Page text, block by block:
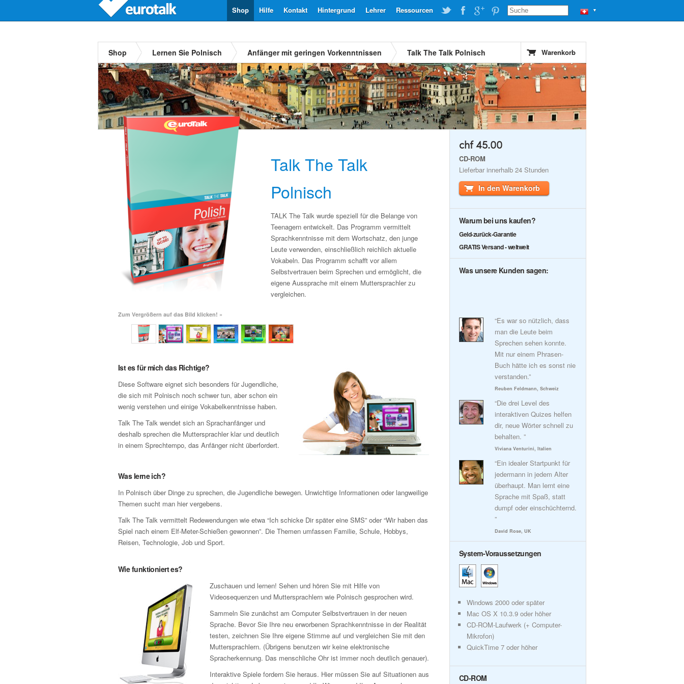
▼
Ressourcen
Lehrer
Hintergrund
Kontakt
Hilfe
Shop
Shop Lernen Sie Polnisch Anfänger mit geringen Vorkenntnissen Talk The Talk Polnisch Warenkorb
Talk The Talk
Polnisch
TALK The Talk wurde speziell für die Belange von
Teenagern entwickelt. Das Programm vermittelt
Sprachkenntnisse mit dem Wortschatz, den junge
Leute verwenden, einschließlich reichlich aktuelle
Vokabeln. Das Programm schafft vor allem
Selbstvertrauen beim Sprechen und ermöglicht, die
eigene Aussprache mit einem Muttersprachler zu
vergleichen.
Zum Vergrößern auf das Bild klicken! »
Ist es für mich das Richtige?
Diese Software eignet sich besonders für Jugendliche,
die sich mit Polnisch noch schwer tun, aber schon ein
wenig verstehen und einige Vokabelkenntnisse haben.
Talk The Talk wendet sich an Sprachanfänger und
deshalb sprechen die Muttersprachler klar und deutlich
in einem Sprechtempo, das Anfänger nicht überfordert.
Was lerne ich?
In Polnisch über Dinge zu sprechen, die Jugendliche bewegen. Unwichtige Informationen oder langweilige
Themen sucht man hier vergebens.
Talk The Talk vermittelt Redewendungen wie etwa “Ich schicke Dir später eine SMS” oder “Wir haben das
Spiel nach einem Elf-Meter-Schießen gewonnen”. Die Themen umfassen Familie, Schule, Hobbys,
Reisen, Technologie, Job und Sport.
Wie funktioniert es?
Zuschauen und lernen! Sehen und hören Sie mit Hilfe von
Videosequenzen und Muttersprachlern wie Polnisch gesprochen wird.
Sammeln Sie zunächst am Computer Selbstvertrauen in der neuen
Sprache. Bevor Sie Ihre neu erworbenen Sprachkenntnisse in der Realität
testen, zeichnen Sie Ihre eigene Stimme auf und vergleichen Sie mit den
Muttersprachlern. (Übrigens benutzen wir keine elektronische
Spracherkennung. Das menschliche Ohr ist immer noch deutlich genauer).
Interaktive Spiele fordern Sie heraus. Hier müssen Sie auf Situationen aus
chf 45.00
CD-ROM
Lieferbar innerhalb 24 Stunden
In den Warenkorb
Warum bei uns kaufen?
Geld-zurück-Garantie
GRATIS Versand - weltweit
Was unsere Kunden sagen:
“Es war so nützlich, dass
man die Leute beim
Sprechen sehen konnte.
Mit nur einem Phrasen-
Buch hätte ich es sonst nie
verstanden.”
Reuben Feldmann, Schweiz
“Die drei Level des
interaktiven Quizes helfen
dir, neue Wörter schnell zu
behalten. ”
Viviana Venturini, Italien
“Ein idealer Startpunkt für
jedermann in jedem Alter
überhaupt. Man lernt eine
Sprache mit Spaß, statt
dumpf oder einschüchternd.
”
David Rose, UK
System-Voraussetzungen
Windows 2000 oder später
Mac OS X 10.3.9 oder höher
CD-ROM-Laufwerk (+ Computer-
Mikrofon)
QuickTime 7 oder höher
CD-ROM